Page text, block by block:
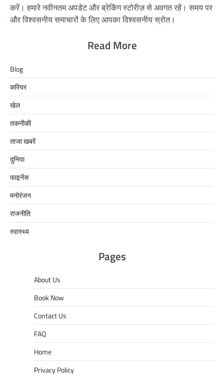
करें। हमारे नवीनतम अपडेट और ब्रेकिंग स्टोरीज़ से अवगत रहें। समय पर
और विश्वसनीय समाचारों के लिए आपका विश्वसनीय स्रोत।
Read More
Blog
करियर
खेल
तकनीकी
ताजा खबरें
दुनिया
फाइनेंस
मनोरंजन
राजनीति
स्वास्थ्य
Pages
About Us
Book Now
Contact Us
FAQ
Home
Privacy Policy